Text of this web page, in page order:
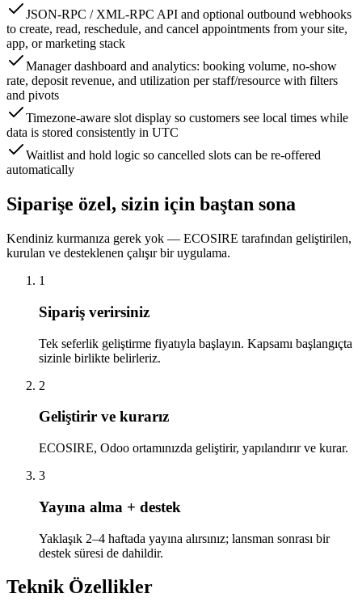
JSON-RPC / XML-RPC API and optional outbound webhooks
to create, read, reschedule, and cancel appointments from your site,
app, or marketing stack
Manager dashboard and analytics: booking volume, no-show
rate, deposit revenue, and utilization per staff/resource with filters
and pivots
Timezone-aware slot display so customers see local times while
data is stored consistently in UTC
Waitlist and hold logic so cancelled slots can be re-offered
automatically
Siparişe özel, sizin için baştan sona
Kendiniz kurmanıza gerek yok — ECOSIRE tarafından geliştirilen,
kurulan ve desteklenen çalışır bir uygulama.
1
Sipariş verirsiniz
Tek seferlik geliştirme fiyatıyla başlayın. Kapsamı başlangıçta
sizinle birlikte belirleriz.
2
Geliştirir ve kurarız
ECOSIRE, Odoo ortamınızda geliştirir, yapılandırır ve kurar.
3
Yayına alma + destek
Yaklaşık 2–4 haftada yayına alırsınız; lansman sonrası bir
destek süresi de dahildir.
Teknik Özellikler